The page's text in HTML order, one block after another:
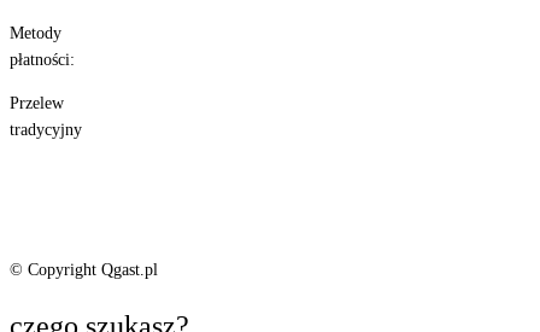
Metody
płatności:
Przelew
tradycyjny
© Copyright Qgast.pl